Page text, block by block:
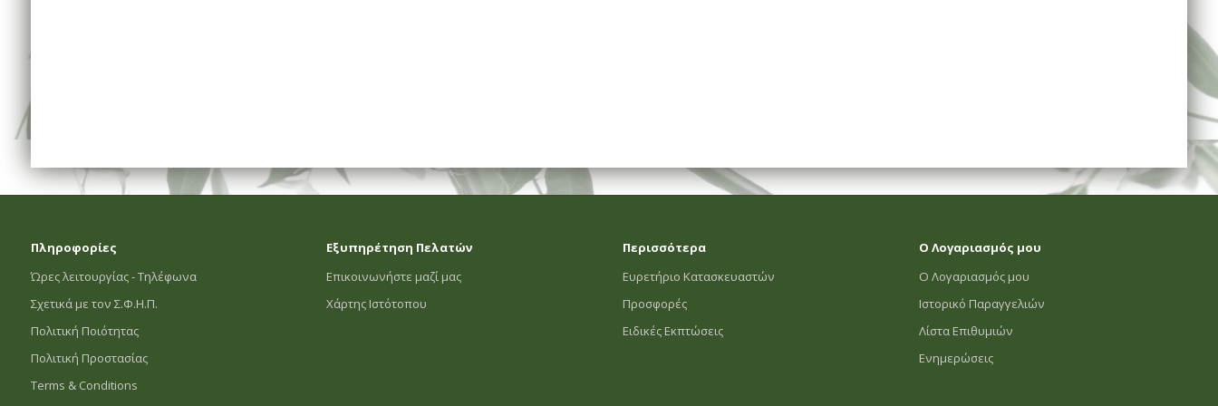
Πληροφορίες
Ώρες λειτουργίας - Τηλέφωνα
Σχετικά με τον Σ.Φ.Η.Π.
Πολιτική Ποιότητας
Πολιτική Προστασίας
Terms & Conditions
Εξυπηρέτηση Πελατών
Επικοινωνήστε μαζί μας
Χάρτης Ιστότοπου
Περισσότερα
Ευρετήριο Κατασκευαστών
Προσφορές
Ειδικές Εκπτώσεις
Ο Λογαριασμός μου
Ο Λογαριασμός μου
Ιστορικό Παραγγελιών
Λίστα Επιθυμιών
Ενημερώσεις